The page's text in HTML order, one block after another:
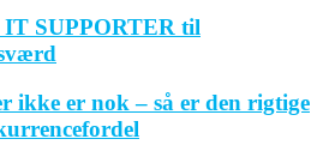
IT SUPPORTER til
ikke er nok – så er den rigtige